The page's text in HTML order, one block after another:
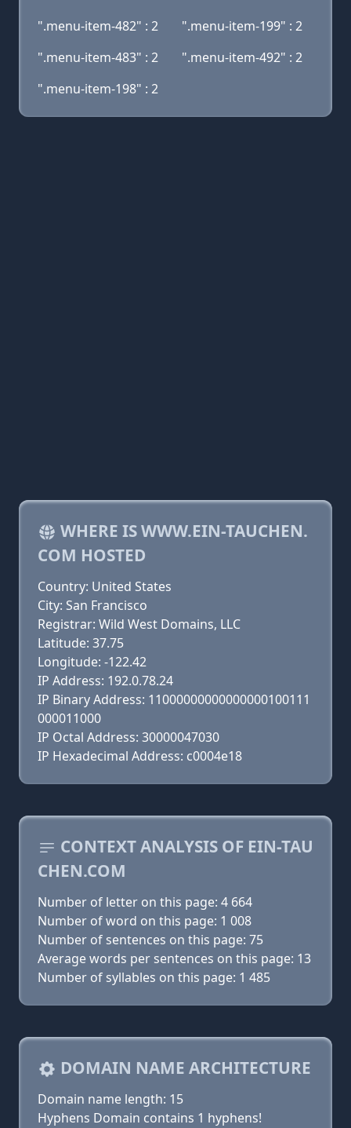
".menu-item-482" : 2
".menu-item-199" : 2
".menu-item-483" : 2
".menu-item-492" : 2
".menu-item-198" : 2
WHERE IS WWW.EIN-TAUCHEN.
COM HOSTED
Country: United States
City: San Francisco
Registrar: Wild West Domains, LLC
Latitude: 37.75
Longitude: -122.42
IP Address: 192.0.78.24
IP Binary Address: 11000000000000000100111
000011000
IP Octal Address: 30000047030
IP Hexadecimal Address: c0004e18
CONTEXT ANALYSIS OF EIN-TAU
CHEN.COM
Number of letter on this page: 4 664
Number of word on this page: 1 008
Number of sentences on this page: 75
Average words per sentences on this page: 13
Number of syllables on this page: 1 485
DOMAIN NAME ARCHITECTURE
Domain name length: 15
Hyphens Domain contains 1 hyphens!